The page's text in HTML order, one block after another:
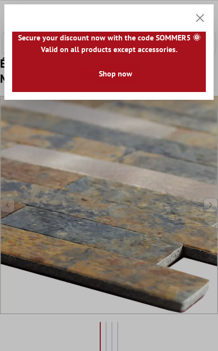
Panier
Échantillon Vinyle Mosaïque Carrelage
Maywald Auto Adhésif Brun Or
Secure your discount now with the code SOMMER5 🌞
Valid on all products except accessories.
Shop now